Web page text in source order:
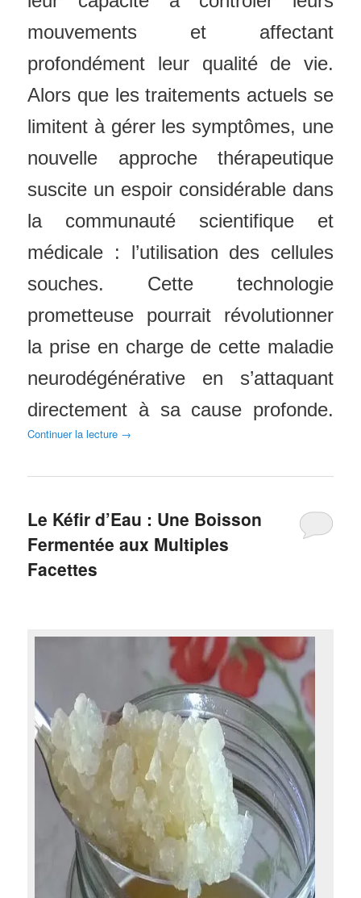
mouvements et affectant
profondément leur qualité de vie.
Alors que les traitements actuels se
limitent à gérer les symptômes, une
nouvelle approche thérapeutique
suscite un espoir considérable dans
la communauté scientifique et
médicale : l’utilisation des cellules
souches. Cette technologie
prometteuse pourrait révolutionner
la prise en charge de cette maladie
neurodégénérative en s’attaquant
directement à sa cause profonde.
Continuer la lecture →
Le Kéfir d’Eau : Une Boisson
Fermentée aux Multiples
Facettes